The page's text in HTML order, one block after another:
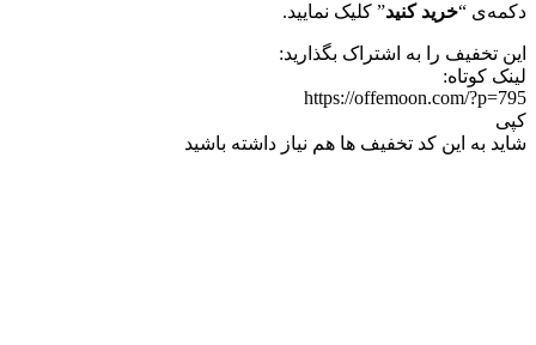
دکمه‌ی “خرید کنید” کلیک نمایید.
این تخفیف را به اشتراک بگذارید:
لینک کوتاه:
https://offemoon.com/?p=795
کپی
شاید به این کد تخفیف ها هم نیاز داشته باشید